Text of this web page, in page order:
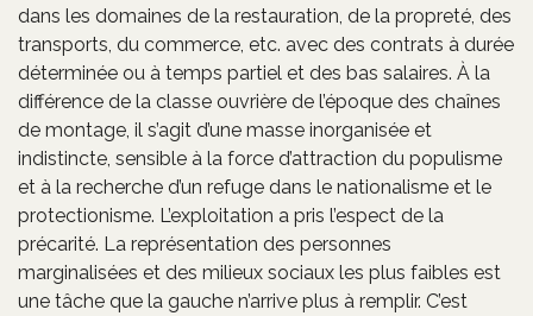
dans les domaines de la restauration, de la propreté, des
transports, du commerce, etc. avec des contrats à durée
déterminée ou à temps partiel et des bas salaires. À la
différence de la classe ouvrière de l’époque des chaînes
de montage, il s’agit d’une masse inorganisée et
indistincte, sensible à la force d’attraction du populisme
et à la recherche d’un refuge dans le nationalisme et le
protectionisme. L’exploitation a pris l’espect de la
précarité. La représentation des personnes
marginalisées et des milieux sociaux les plus faibles est
une tâche que la gauche n’arrive plus à remplir. C’est